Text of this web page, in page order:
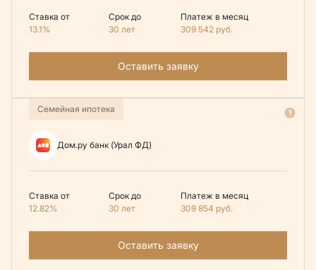
Ставка от
13.1%
Срок до
30 лет
Платеж в месяц
309 542 руб.
Оставить заявку
Семейная ипотека
Дом.ру банк (Урал ФД)
Ставка от
12.82%
Срок до
30 лет
Платеж в месяц
309 854 руб.
Оставить заявку